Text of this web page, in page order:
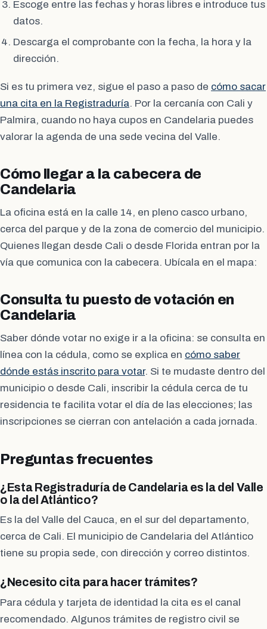
Escoge entre las fechas y horas libres e introduce tus
datos.
Descarga el comprobante con la fecha, la hora y la
dirección.
Si es tu primera vez, sigue el paso a paso de cómo sacar
una cita en la Registraduría. Por la cercanía con Cali y
Palmira, cuando no haya cupos en Candelaria puedes
valorar la agenda de una sede vecina del Valle.
Cómo llegar a la cabecera de
Candelaria
La oficina está en la calle 14, en pleno casco urbano,
cerca del parque y de la zona de comercio del municipio.
Quienes llegan desde Cali o desde Florida entran por la
vía que comunica con la cabecera. Ubícala en el mapa:
Consulta tu puesto de votación en
Candelaria
Saber dónde votar no exige ir a la oficina: se consulta en
línea con la cédula, como se explica en cómo saber
dónde estás inscrito para votar. Si te mudaste dentro del
municipio o desde Cali, inscribir la cédula cerca de tu
residencia te facilita votar el día de las elecciones; las
inscripciones se cierran con antelación a cada jornada.
Preguntas frecuentes
¿Esta Registraduría de Candelaria es la del Valle
o la del Atlántico?
Es la del Valle del Cauca, en el sur del departamento,
cerca de Cali. El municipio de Candelaria del Atlántico
tiene su propia sede, con dirección y correo distintos.
¿Necesito cita para hacer trámites?
Para cédula y tarjeta de identidad la cita es el canal
recomendado. Algunos trámites de registro civil se